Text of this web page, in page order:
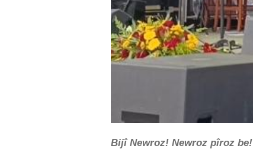
Bijî Newroz! Newroz pîroz be!